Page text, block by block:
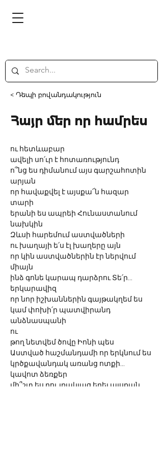
< Դեպի բովանդակություն
Հայր մեր որ համրես
ու հետևաբար
ավելի սո՛ւր է հոտառությունդ
ո՞նց ես դիմանում այս գարշահոտին
արյան
որ հավաքվել է այսքա՜ն հազար
տարի
երանի ես ապրեի Հունաստանում
նախկին
Զևսի հարեմում աստվածների
ու խաղայի ե՛ս էլ խաղերը այն
որ կին աստվածներին էր ներվում
միայն
ինձ գոնե կարապ դարձրու Տե՛ր...
երկարավիզ
որ նոր իշխաններին գայթակղեմ ես
կամ փոխի՛ր պատվիրանդ
անձնասպանի
ու
թող նետվեմ ծովը Իոնի պես
Աստված հաշմանդամի որ երկնում ես
կրծքավանդակ առանց ոտքի...
կավոտ ձեռքեր
մի՞շտ ես դու լռակյաց եղել այսքան